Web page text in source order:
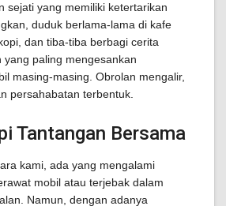
sejati yang memiliki ketertarikan
duduk berlama-lama di kafe
dan tiba-tiba berbagi cerita
yang paling mengesankan
masing-masing. Obrolan mengalir,
persahabatan terbentuk.
Tantangan Bersama
kami, ada yang mengalami
mobil atau terjebak dalam
Namun, dengan adanya